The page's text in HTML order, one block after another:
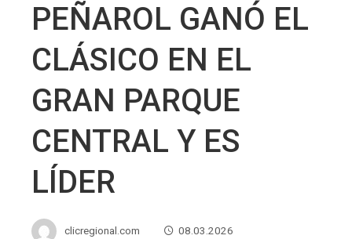
PEÑAROL GANÓ EL
CLÁSICO EN EL
GRAN PARQUE
CENTRAL Y ES
LÍDER
clicregional.com
08.03.2026